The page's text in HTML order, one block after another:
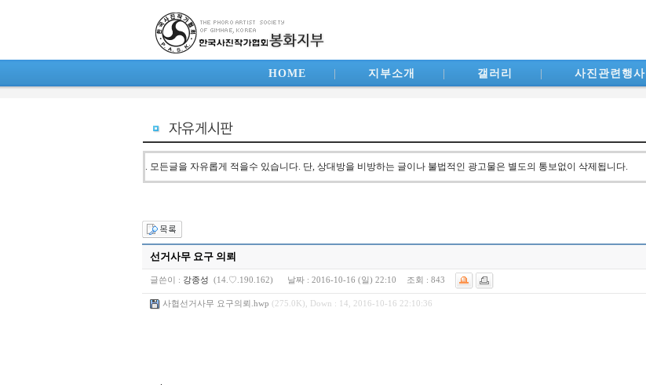
HOME 지부소개 갤러리 사진관련행사
. 모든글을 자유롭게 적을수 있습니다. 단, 상대방을 비방하는 글이나 불법적인 광고물은 별도의 통보없이 삭제됩니다.
선거사무 요구 의뢰
글쓴이 : 강종성 (14.♡.190.162) 날짜 : 2016-10-16 (일) 22:10 조회 : 843
사협선거사무 요구의뢰.hwp (275.0K), Down : 14, 2016-10-16 22:10:36
.